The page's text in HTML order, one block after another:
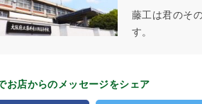
藤工は君のそ
す。
お店からのメッセージをシェア